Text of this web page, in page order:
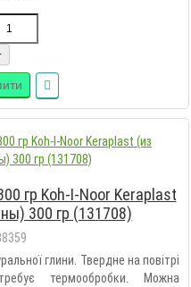
гр Koh-I-Noor Keraplast
300 гр (131708)
глини. Твердне на повітрі
термообробки. Можна